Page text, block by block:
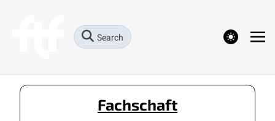
Search theme switcher
Fachschaft